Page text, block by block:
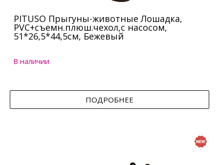
PITUSO Прыгуны-животные Лошадка,
PVC+съемн.плюш.чехол,с насосом,
51*26,5*44,5см, Бежевый
В наличии
ПОДРОБНЕЕ